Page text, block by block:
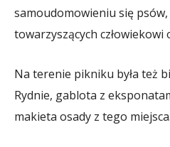
samoudomowieniu się
towarzyszących człowiekowi
Na terenie pikniku była też
Rydnie, gablota z
makieta osady z tego miejsca.